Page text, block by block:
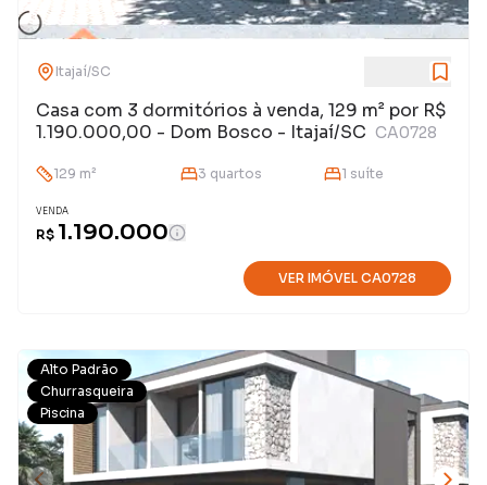
Itajaí/SC
Casa com 3 dormitórios à venda, 129 m² por R$
1.190.000,00 - Dom Bosco - Itajaí/SC CA0728
129 m² 3 quartos 1 suíte
VENDA
R$ 1.190.000
VER IMÓVEL CA0728
Alto Padrão
Churrasqueira
Piscina